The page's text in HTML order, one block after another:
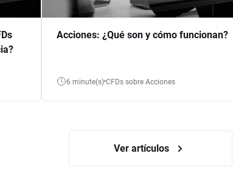
Acciones: ¿Qué son y cómo funcionan?
6 minute(s) CFDs sobre Acciones
Ver artículos